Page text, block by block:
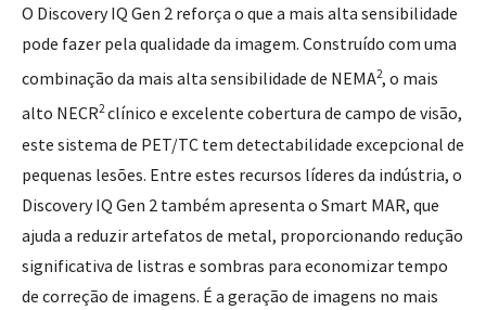
O Discovery IQ Gen 2 reforça o que a mais alta sensibilidade
pode fazer pela qualidade da imagem. Construído com uma
combinação da mais alta sensibilidade de NEMA2, o mais
alto NECR2clínico e excelente cobertura de campo de visão,
este sistema de PET/TC tem detectabilidade excepcional de
pequenas lesões. Entre estes recursos líderes da indústria, o
Discovery IQ Gen 2 também apresenta o Smart MAR, que
ajuda a reduzir artefatos de metal, proporcionando redução
significativa de listras e sombras para economizar tempo
de correção de imagens. É a geração de imagens no mais